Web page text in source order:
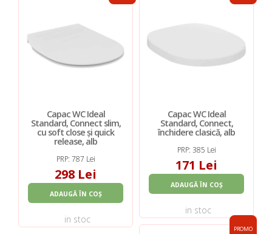
Capac WC Ideal
Standard, Connect slim,
cu soft close și quick
release, alb
PRP: 787 Lei
298 Lei
ADAUGĂ ÎN COȘ
in stoc
Capac WC Ideal
Standard, Connect,
închidere clasică, alb
PRP: 385 Lei
171 Lei
ADAUGĂ ÎN COȘ
in stoc
PROMO